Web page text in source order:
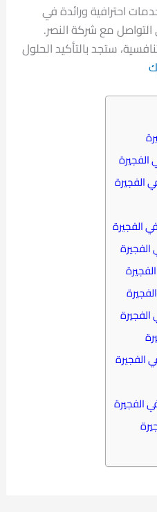
احترافية ورائدة في
التواصل مع شركة النصر.
ستجد بالتأكيد الحلول
الفجيرة
الفجيرة
الفجيرة
الفجيرة